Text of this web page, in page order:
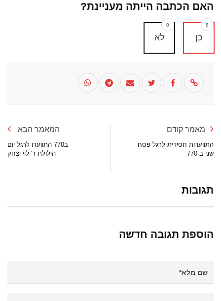
האם הכתבה הייתה מעניינת?
כן
8
לא
0
מאמר קודם
התוועדות חסידית לרגל פסח
שני ב-770
המאמר הבא
ב770 התוועדו לרגל יום
הילולת ר' לוי יצחק
תגובות
הוספת תגובה חדשה